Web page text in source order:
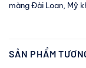
màng Đài Loan, Mỹ
SẢN PHẨM